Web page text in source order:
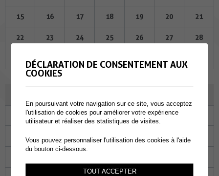
15 16 17 18 19 20 21
22 23 24 25 26 27 28
Ma Me Je Ve Sa
02 03 04
DÉCLARATION DE CONSENTEMENT AUX
COOKIES
En poursuivant votre navigation sur ce site, vous acceptez
l'utilisation de cookies pour améliorer votre expérience
utilisateur et réaliser des statistiques de visites.
Vous pouvez personnaliser l'utilisation des cookies à l'aide
du bouton ci-dessous.
TOUT ACCEPTER